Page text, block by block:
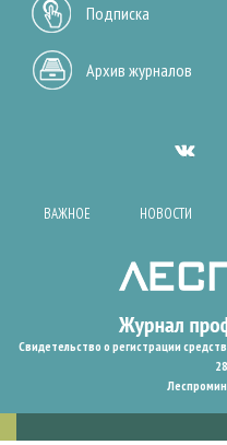
Подписка
Архив журналов
ВАЖНОЕ НОВОСТИ
Свидетельство о регистрации